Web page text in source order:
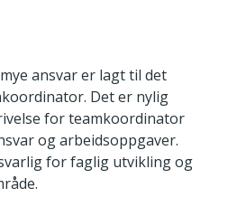
ansvar er lagt til det
Det er nylig
for teamkoordinator
og arbeidsoppgaver.
for faglig utvikling og